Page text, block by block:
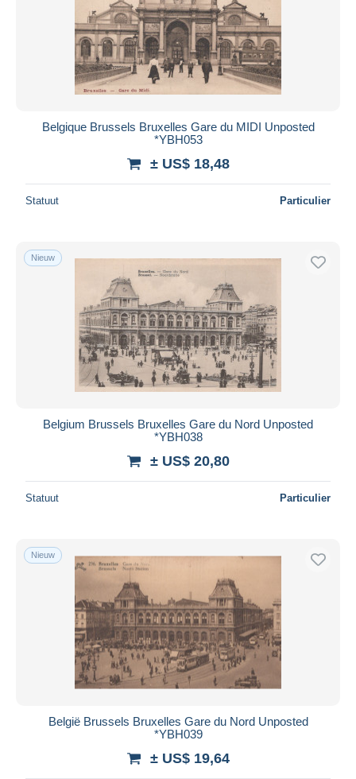
Belgique Brussels Bruxelles Gare du MIDI Unposted
*YBH053
± US$ 18,48
Statuut Particulier
Nieuw
Belgium Brussels Bruxelles Gare du Nord Unposted
*YBH038
± US$ 20,80
Statuut Particulier
Nieuw
België Brussels Bruxelles Gare du Nord Unposted
*YBH039
± US$ 19,64